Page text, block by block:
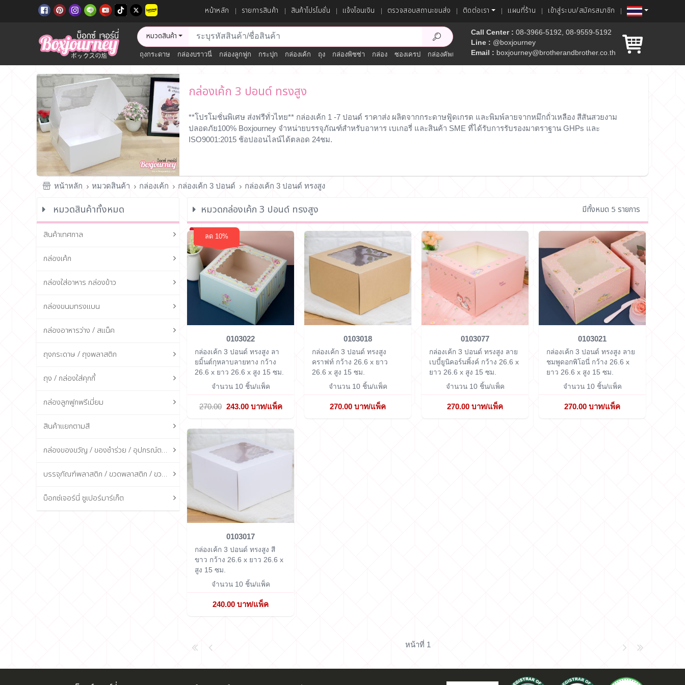
หน้าหลัก รายการสินค้า สินค้าโปรโมชั่น แจ้งโอนเงิน ตรวจสอบสถานะขนส่ง ติดต่อเรา แผนที่ร้าน เข้าสู่ระบบ/สมัครสมาชิก
หมวดสินค้า
ถุงกระดาษ กล่องบราวนี่ กล่องลูกฟูก กระปุก กล่องเค้ก ถุง กล่องพิซซ่า กล่อง ซองเครป กล่องคัพเค้ก
Call Center : 08-3966-5192, 08-9559-5192
Line : @boxjourney
Email : boxjourney@brotherandbrother.co.th
กล่องเค้ก 3 ปอนด์ ทรงสูง
**โปรโมชั่นพิเศษ ส่งฟรีทั่วไทย** กล่องเค้ก 1 -7 ปอนด์ ราคาส่ง ผลิตจากกระดาษฟู้ดเกรด และพิมพ์ลายจากหมึกถั่วเหลือง สีสันสวยงาม
ปลอดภัย100% Boxjourney จำหน่ายบรรจุภัณฑ์สำหรับอาหาร เบเกอรี่ และสินค้า SME ที่ได้รับการรับรองมาตราฐาน GHPs และ
ISO9001:2015 ช้อปออนไลน์ได้ตลอด 24ชม.
หน้าหลัก หมวดสินค้า กล่องเค้ก กล่องเค้ก 3 ปอนด์ กล่องเค้ก 3 ปอนด์ ทรงสูง
หมวดสินค้าทั้งหมด
สินค้าเทศกาล
กล่องเค้ก
กล่องใส่อาหาร กล่องข้าว
กล่องขนมทรงแบน
กล่องอาหารว่าง / สแน็ค
ถุงกระดาษ / ถุงพลาสติก
ถุง / กล่องใส่คุกกี้
กล่องลูกฟูกพรีเมี่ยม
สินค้าแยกตามสี
กล่องของขวัญ / ของชำร่วย / อุปกรณ์ตกแต่งกล่อง
บรรจุภัณฑ์พลาสติก / ขวดพลาสติก / ขวดแก้ว
บ็อกซ์เจอร์นี่ ซูเปอร์มาร์เก็ต
หมวดกล่องเค้ก 3 ปอนด์ ทรงสูง มีทั้งหมด 5 รายการ
ลด 10%
0103022
กล่องเค้ก 3 ปอนด์ ทรงสูง ลา
ยมิ้นต์กุหลาบลายทาง กว้าง
26.6 x ยาว 26.6 x สูง 15 ซม.
จำนวน 10 ชิ้น/แพ็ค
270.00 243.00 บาท/แพ็ค
0103018
กล่องเค้ก 3 ปอนด์ ทรงสูง
คราฟท์ กว้าง 26.6 x ยาว
26.6 x สูง 15 ซม.
จำนวน 10 ชิ้น/แพ็ค
270.00 บาท/แพ็ค
0103077
กล่องเค้ก 3 ปอนด์ ทรงสูง ลาย
เบบี้ยูนิคอร์นพิ้งค์ กว้าง 26.6 x
ยาว 26.6 x สูง 15 ซม.
จำนวน 10 ชิ้น/แพ็ค
270.00 บาท/แพ็ค
0103021
กล่องเค้ก 3 ปอนด์ ทรงสูง ลาย
ชมพูดอกพิโอนี่ กว้าง 26.6 x
ยาว 26.6 x สูง 15 ซม.
จำนวน 10 ชิ้น/แพ็ค
270.00 บาท/แพ็ค
0103017
กล่องเค้ก 3 ปอนด์ ทรงสูง สี
ขาว กว้าง 26.6 x ยาว 26.6 x
สูง 15 ซม.
จำนวน 10 ชิ้น/แพ็ค
240.00 บาท/แพ็ค
หน้าที่ 1